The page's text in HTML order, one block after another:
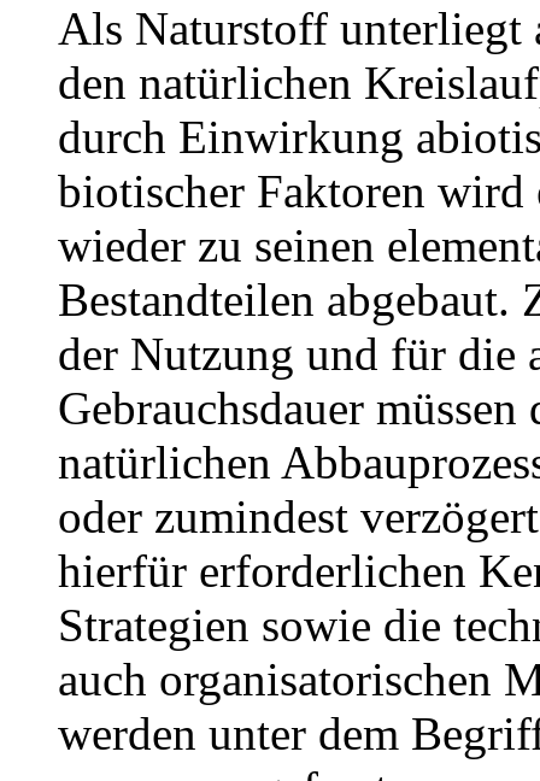
Als Naturstoff unterliegt
den natürlichen
durch Einwirkung
biotischer Faktoren wird
wieder zu seinen
Bestandteilen abgebaut.
der Nutzung und für die
Gebrauchsdauer müssen
natürlichen
oder zumindest
hierfür erforderlichen
Strategien sowie die
auch organisatorischen
werden unter dem